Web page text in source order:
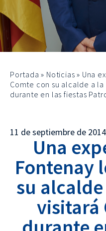
Portada » Noticias » Una
Comte con su alcalde a
durante en las fiestas
11 de septiembre de 2014
Una
Fontenay
su
visitará